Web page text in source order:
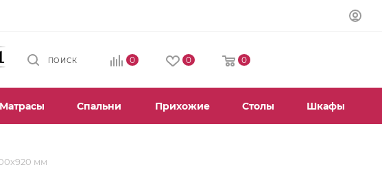
ПОИСК 0 0 0
Матрасы Спальни Прихожие Столы Шкафы
мм